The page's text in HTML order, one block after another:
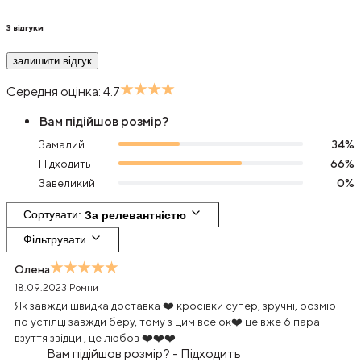
3 відгуки
залишити відгук
Середня оцінка: 4.7
Вам підійшов розмір?
Замалий 34%
Підходить
66%
Завеликий
0%
Сортувати За релевантністю
Фільтрувати
Олена
18.09.2023 Ромни
Як завжди швидка доставка ❤️ кросівки супер, зручні, розмір
по устілці завжди беру, тому з цим все ок❤️ це вже 6 пара
взуття звідци , це любов ❤️❤️❤️
Вам підійшов розмір? - Підходить